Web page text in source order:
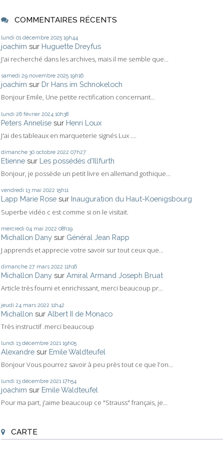
COMMENTAIRES RÉCENTS
lundi 01 décembre 2025 19h44
joachim sur Huguette Dreyfus
J'ai recherché dans les archives, mais il me semble que...
samedi 29 novembre 2025 19h16
joachim sur Dr Hans im Schnokeloch
Bonjour Emile, Une petite rectification concernant...
lundi 26 février 2024 10h38
Peters Annelise sur Henri Loux
J'ai des tableaux en marqueterie signés Lux ....
dimanche 30 octobre 2022 07h27
Etienne sur Les possédés d'Illfurth
Bonjour, je possède un petit livre en allemand gothique...
vendredi 13 mai 2022 15h11
Lapp Marie Rose sur Inauguration du Haut-Koenigsbourg
Superbe vidéo c est comme si on le visitait.
mercredi 04 mai 2022 08h19
Michallon Dany sur Général Jean Rapp
J apprends et apprecie votre savoir sur tout ceux que...
dimanche 27 mars 2022 11h16
Michallon Dany sur Amiral Armand Joseph Bruat
Article très fourni et enrichissant, merci beaucoup pr...
jeudi 24 mars 2022 11h42
Michallon sur Albert II de Monaco
Très instructif .merci beaucoup
lundi 13 décembre 2021 19h05
Alexandre sur Emile Waldteufel
Bonjour Vous pourrez savoir à peu près tout ce que l'on...
lundi 13 décembre 2021 17h54
joachim sur Emile Waldteufel
Pour ma part, j'aime beaucoup ce "Strauss" français, je...
CARTE